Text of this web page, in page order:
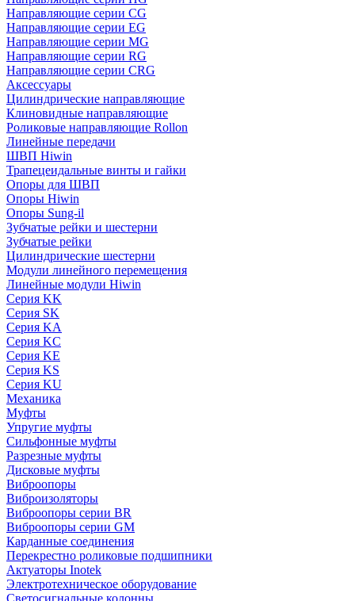
Направляющие серии CG
Направляющие серии EG
Направляющие серии MG
Направляющие серии RG
Направляющие серии CRG
Аксессуары
Цилиндрические направляющие
Клиновидные направляющие
Роликовые направляющие Rollon
Линейные передачи
ШВП Hiwin
Трапецеидальные винты и гайки
Опоры для ШВП
Опоры Hiwin
Опоры Sung-il
Зубчатые рейки и шестерни
Зубчатые рейки
Цилиндрические шестерни
Модули линейного перемещения
Линейные модули Hiwin
Серия KK
Серия SK
Серия KA
Серия KC
Серия KE
Серия KS
Серия KU
Механика
Муфты
Упругие муфты
Сильфонные муфты
Разрезные муфты
Дисковые муфты
Виброопоры
Виброизоляторы
Виброопоры серии BR
Виброопоры серии GM
Карданные соединения
Перекрестно роликовые подшипники
Актуаторы Inotek
Электротехническое оборудование
Светосигнальные колонны